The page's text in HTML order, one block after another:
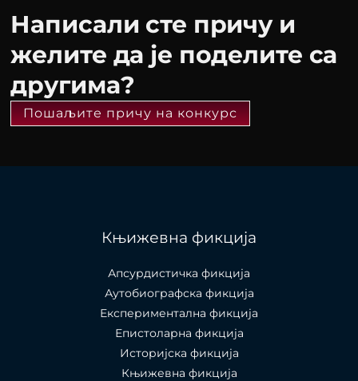
Написали сте причу и
желите да је поделите са
другима?
Пошаљите причу на конкурс
Књижевна фикција
Апсурдистичка фикција
Аутобиографска фикција
Експериментална фикција
Епистоларна фикција
Историјска фикција
Књижевна фикција